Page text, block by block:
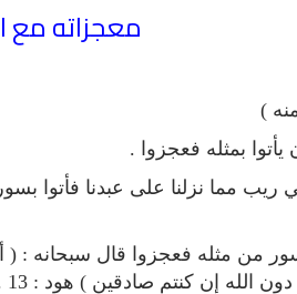
معجزاته مع
)
بمثله فعجزوا .
ريب مما نزلنا على عبدنا فأتوا
من مثله فعجزوا قال سبحانه : (
الله إن كنتم صادقين ) هود : 13 .